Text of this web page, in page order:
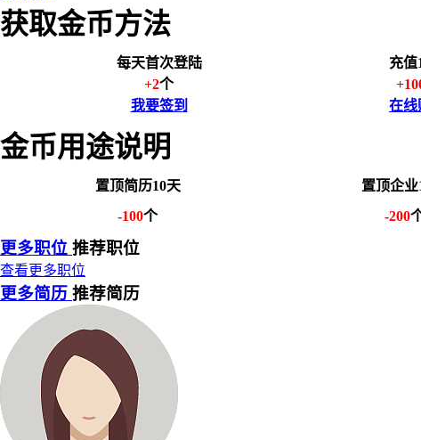
获取金币方法
每天首次登陆
+2个
我要签到
充值
在线
金币用途说明
置顶简历10天 置顶企业
-100个 -200
更多职位 推荐职位
查看更多职位
更多简历 推荐简历